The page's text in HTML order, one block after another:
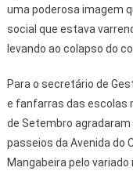
uma poderosa imagem
social que estava
levando ao colapso do
Para o secretário de
e fanfarras das escolas
de Setembro
passeios da Avenida do
Mangabeira pelo